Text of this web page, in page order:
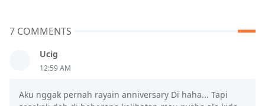
7 COMMENTS
Ucig
12:59 AM
Aku nggak pernah rayain anniversary Di haha... Tapi